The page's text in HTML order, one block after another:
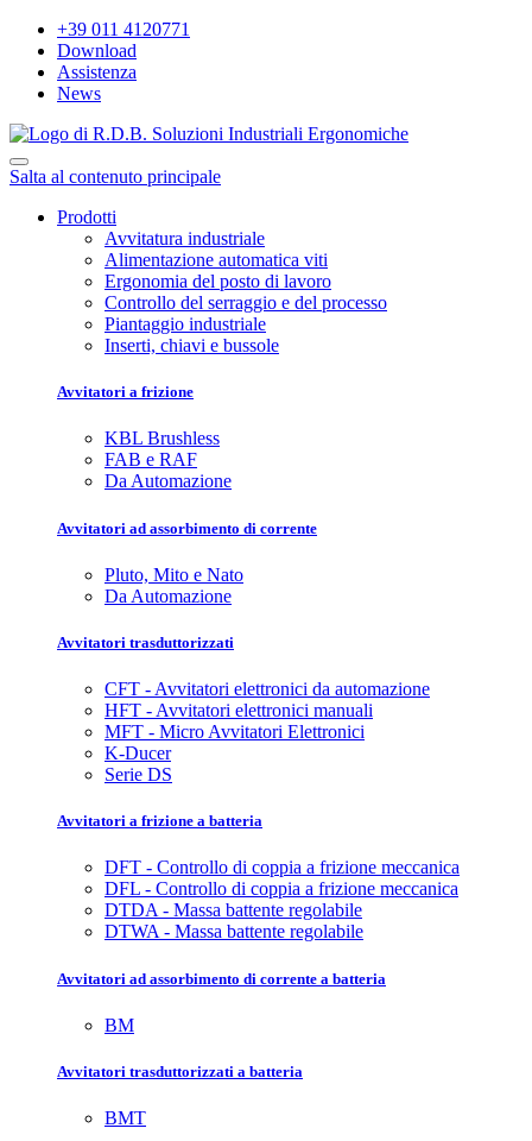
+39 011 4120771
Download
Assistenza
News
Salta al contenuto principale
Prodotti
Avvitatura industriale
Alimentazione automatica viti
Ergonomia del posto di lavoro
Controllo del serraggio e del processo
Piantaggio industriale
Inserti, chiavi e bussole
Avvitatori a frizione
KBL Brushless
FAB e RAF
Da Automazione
Avvitatori ad assorbimento di corrente
Pluto, Mito e Nato
Da Automazione
Avvitatori trasduttorizzati
CFT - Avvitatori elettronici da automazione
HFT - Avvitatori elettronici manuali
MFT - Micro Avvitatori Elettronici
K-Ducer
Serie DS
Avvitatori a frizione a batteria
DFT - Controllo di coppia a frizione meccanica
DFL - Controllo di coppia a frizione meccanica
DTDA - Massa battente regolabile
DTWA - Massa battente regolabile
Avvitatori ad assorbimento di corrente a batteria
BM
Avvitatori trasduttorizzati a batteria
BMT